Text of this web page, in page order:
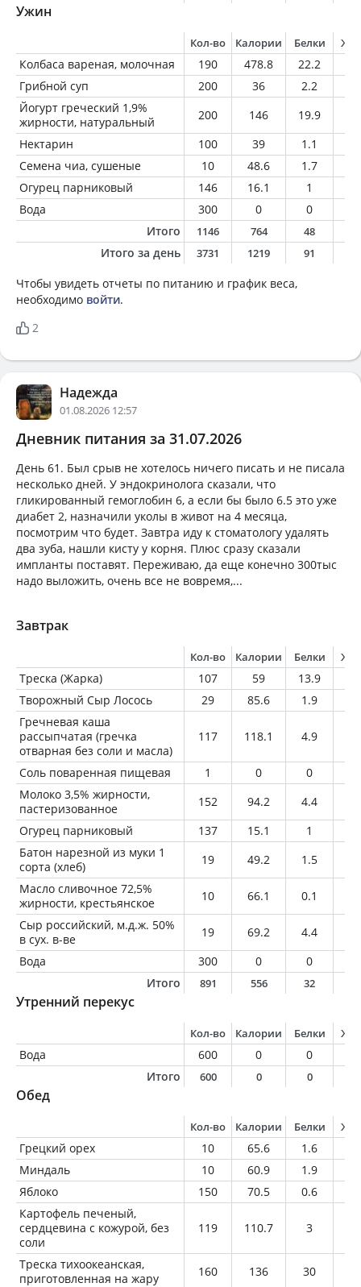
Ужин
Кол-во Калории Белки
Колбаса вареная, молочная 190 478.8 22.2
Грибной суп
200 36 2.2
Йогурт греческий 1,9%
жирности, натуральный
200 146 19.9
Нектарин
100 39 1.1
Семена чиа, сушеные
10 48.6 1.7
Огурец парниковый
146 16.1 1
Вода
300 0 0
Итого
1146 764 48
Итого за день 3731 1219 91
Чтобы увидеть отчеты по питанию и график веса,
необходимо войти.
2
Надежда
01.08.2026 12:57
Дневник питания за 31.07.2026
День 61. Был срыв не хотелось ничего писать и не писала
несколько дней. У эндокринолога сказали, что
гликированный гемоглобин 6, а если бы было 6.5 это уже
диабет 2, назначили уколы в живот на 4 месяца,
посмотрим что будет. Завтра иду к стоматологу удалять
два зуба, нашли кисту у корня. Плюс сразу сказали
импланты поставят. Переживаю, да еще конечно 300тыс
надо выложить, очень все не вовремя,...
Завтрак
Кол-во Калории Белки
Треска (Жарка) 107 59 13.9
Творожный Сыр Лосось
29 85.6 1.9
Гречневая каша
рассыпчатая (гречка
отварная без соли и масла)
117 118.1 4.9
Соль поваренная пищевая 1 0 0
Молоко 3,5% жирности,
пастеризованное
152 94.2 4.4
Огурец парниковый
137 15.1 1
Батон нарезной из муки 1
сорта (хлеб)
19 49.2 1.5
Масло сливочное 72,5%
жирности, крестьянское
10 66.1 0.1
Сыр российский, м.д.ж. 50%
в сух. в-ве
19 69.2 4.4
Вода
300 0 0
Итого
891 556 32
Утренний перекус
Кол-во Калории Белки
Вода 600 0 0
Итого
600 0 0
Обед
Кол-во Калории Белки
Грецкий орех 10 65.6 1.6
Миндаль
10 60.9 1.9
Яблоко
150 70.5 0.6
Картофель печеный,
сердцевина с кожурой, без
соли
119 110.7 3
Треска тихоокеанская,
приготовленная на жару
160 136 30